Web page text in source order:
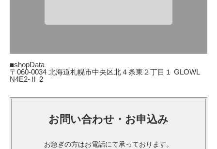
■shopData
〒060-0034 北海道札幌市中央区北４条東２丁目１ GLOWL
N4E2-Ⅱ 2
お問い合わせ・お申込み
お急ぎの方はお電話にて承っております。